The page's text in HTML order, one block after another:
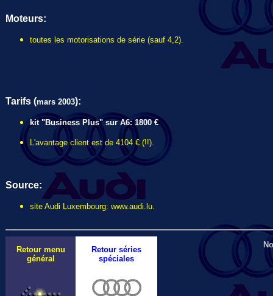
Moteurs:
toutes les motorisations de série (sauf 4,2).
Tarifs (mars 2003):
kit "Business Plus" sur A6: 1800 €
L'avantage client est de 4104 € (!!).
Source:
site Audi Luxembourg: www.audi.lu.
Retour menu
général
Retour séries
spéciales